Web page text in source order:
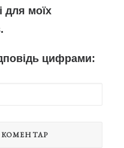
для моїх
цифрами: